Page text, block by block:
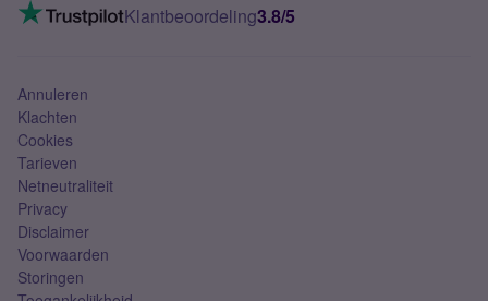
Mobiel abonnement
VoLTE 4G bellenKlantbeoordeling3.8/5
Annuleren
Klachten
Cookies
Tarieven
Netneutraliteit
Privacy
Disclaimer
Voorwaarden
Storingen